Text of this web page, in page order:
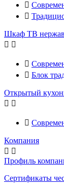


Шкаф ТВ
 

 Блок
Открытый
 

Компания
 
Профиль
Сертификаты